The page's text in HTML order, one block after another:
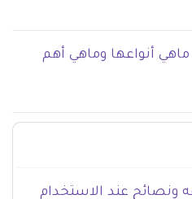
أنواعها وماهي أهم
ونصائح عند الاستخدام